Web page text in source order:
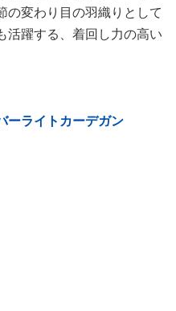
の変わり目の羽織りとして
活躍する、着回し力の高い
ーライトカーデガン